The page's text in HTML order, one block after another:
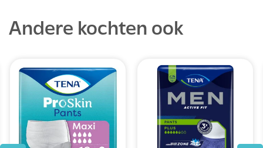
Andere kochten ook